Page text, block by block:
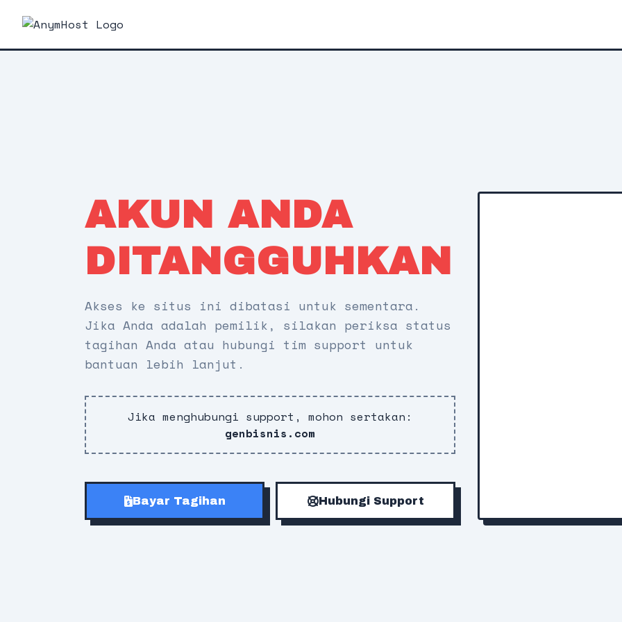
AKUN ANDA
DITANGGUHKAN
Akses ke situs ini dibatasi untuk sementara.
Jika Anda adalah pemilik, silakan periksa status
tagihan Anda atau hubungi tim support untuk
bantuan lebih lanjut.
Jika menghubungi support, mohon sertakan:
genbisnis.com
Bayar Tagihan Hubungi Support